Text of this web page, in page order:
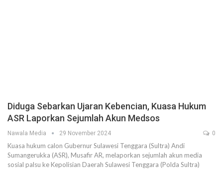
Diduga Sebarkan Ujaran Kebencian, Kuasa Hukum
ASR Laporkan Sejumlah Akun Medsos
Nawala Media 29 November 2024 0
Kuasa hukum calon Gubernur Sulawesi Tenggara (Sultra) Andi
Sumangerukka (ASR), Musafir AR, melaporkan sejumlah akun media
sosial palsu ke Kepolisian Daerah Sulawesi Tenggara (Polda Sultra)